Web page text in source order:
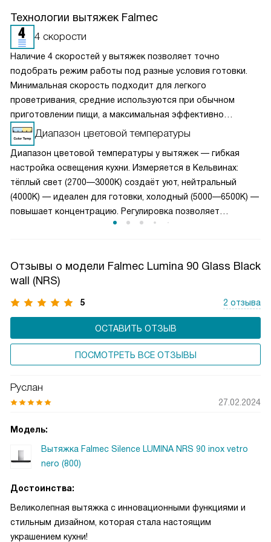
Технологии вытяжек Falmec
4 скорости
Наличие 4 скоростей у вытяжек позволяет точно
подобрать режим работы под разные условия готовки.
Минимальная скорость подходит для легкого
проветривания, средние используются при обычном
приготовлении пищи, а максимальная эффективно
справляется с сильным паром и запахами. Такое
разделение обеспечивает оптимальный баланс между
производительностью и уровнем шума. Пользователь
может гибко управлять мощностью вытяжки, снижая
энергопотребление и продлевая срок службы двигателя,
сохраняя комфортную атмосферу на кухне.
Диапазон цветовой температуры
Диапазон цветовой температуры у вытяжек — гибкая
настройка освещения кухни. Измеряется в Кельвинах:
тёплый свет (2700—3000K) создаёт уют, нейтральный
(4000K) — идеален для готовки, холодный (5000—6500K) —
повышает концентрацию. Регулировка позволяет
адаптировать подсветку под задачу: ужин при мягком
мерцания. Выбор температуры улучшает визуальный
комфорт и не искажает цвета блюд. Современное
решение для функциональной и атмосферной кухни.
Отзывы о модели Falmec Lumina 90 Glass Black
wall (NRS)
5 2 отзыва
ОСТАВИТЬ ОТЗЫВ
ПОСМОТРЕТЬ ВСЕ ОТЗЫВЫ
Руслан
27.02.2024
Модель:
Вытяжка Falmec Silence LUMINA NRS 90 inox vetro
nero (800)
Достоинства:
Великолепная вытяжка с инновационными функциями и
стильным дизайном, которая стала настоящим
украшением кухни!